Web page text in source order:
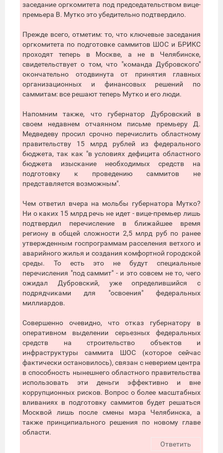
заседание оргкомитета под председательством вице-
премьера В. Мутко это убедительно подтвердило.
Прежде всего, отметим: то, что ключевые заседания
оргкомитета по подготовке саммитов ШОС и БРИКС
проходят теперь в Москве, а не в Челябинске,
свидетельствует о том, что "команда Дубровского"
окончательно отодвинута от принятия главных
организационных и финансовых решений по
саммитам: все решают теперь Мутко и его люди.
Напомним также, что губернатор Дубровский в
своем недавнем отчаянном письме премьеру Д.
Медведеву просил срочно перечислить областному
правительству 15 млрд рублей из федерального
бюджета, так как "в условиях дефицита областного
бюджета изыскание необходимых средств на
подготовку к проведению саммитов не
представляется возможным".
Чем ответил вчера на мольбы губернатора Мутко?
Ни о каких 15 млрд речь не идет - вице-премьер лишь
подтвердил перечисление в ближайшее время
региону в общей сложности 2,5 млрд руб по ранее
утвержденным госпрограммам расселения ветхого и
аварийного жилья и создания комфортной городской
среды. То есть это не будут специальные
перечисления "под саммит" - и это совсем не то, чего
ожидал Дубровский, уже определившийся с
подрядчиками для "освоения" федеральных
миллиардов.
Совершенно очевидно, что отказ губернатору в
оперативном выделении серьезных федеральных
средств на строительство объектов и
инфраструктуры саммита ШОС (которое сейчас
фактически остановилось), связан с неверием центра
в способность нынешнего областного правительства
использовать эти деньги эффективно и вне
коррупционных рисков. Вопрос о более масштабных
вливаниях в подготовку саммитов будет решаться
Москвой лишь после смены мэра Челябинска, а
также принципиального решения по новому главе
области.
Ответить